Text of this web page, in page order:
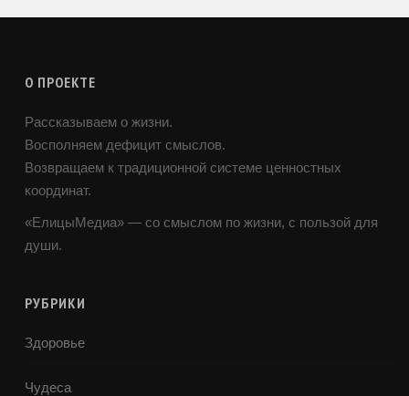
О ПРОЕКТЕ
Рассказываем о жизни.
Восполняем дефицит смыслов.
Возвращаем к традиционной системе ценностных
координат.
«ЕлицыМедиа» — со смыслом по жизни, с пользой для
души.
РУБРИКИ
Здоровье
Чудеса